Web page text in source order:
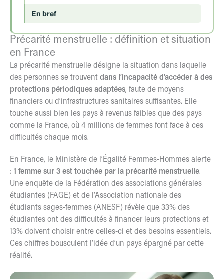
En bref
Précarité menstruelle : définition et situation
en France
La précarité menstruelle désigne la situation dans laquelle
des personnes se trouvent dans l’incapacité d’accéder à des
protections périodiques adaptées, faute de moyens
financiers ou d’infrastructures sanitaires suffisantes. Elle
touche aussi bien les pays à revenus faibles que des pays
comme la France, où 4 millions de femmes font face à ces
difficultés chaque mois.
En France, le Ministère de l’Égalité Femmes-Hommes alerte
: 1 femme sur 3 est touchée par la précarité menstruelle.
Une enquête de la Fédération des associations générales
étudiantes (FAGE) et de l’Association nationale des
étudiants sages-femmes (ANESF) révèle que 33% des
étudiantes ont des difficultés à financer leurs protections et
13% doivent choisir entre celles-ci et des besoins essentiels.
Ces chiffres bousculent l’idée d’un pays épargné par cette
réalité.